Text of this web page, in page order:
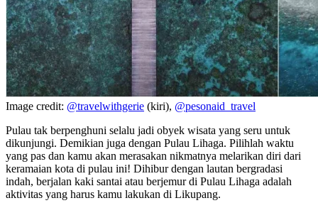
Image credit: @travelwithgerie (kiri), @pesonaid_travel
Pulau tak berpenghuni selalu jadi obyek wisata yang seru untuk
dikunjungi. Demikian juga dengan Pulau Lihaga. Pilihlah waktu
yang pas dan kamu akan merasakan nikmatnya melarikan diri dari
keramaian kota di pulau ini! Dihibur dengan lautan bergradasi
indah, berjalan kaki santai atau berjemur di Pulau Lihaga adalah
aktivitas yang harus kamu lakukan di Likupang.